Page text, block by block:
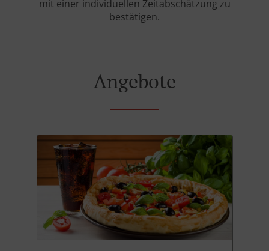
mit einer individuellen Zeitabschätzung zu
bestätigen.
Angebote